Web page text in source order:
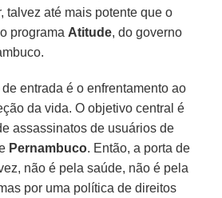
talvez até mais potente que o
programa Atitude, do governo
de entrada é o enfrentamento ao
da vida. O objetivo central é
assassinatos de usuários de
Pernambuco. Então, a porta de
não é pela saúde, não é pela
por uma política de direitos